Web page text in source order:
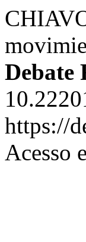
Debate
https://
Acesso